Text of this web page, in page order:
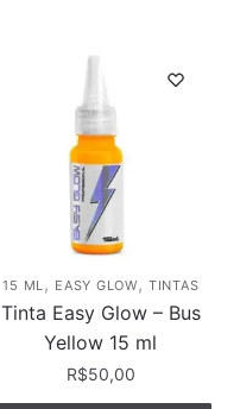
15 ML, EASY GLOW,TINTAS
Tinta Easy Glow – Bus
Yellow 15 ml
R$50,00